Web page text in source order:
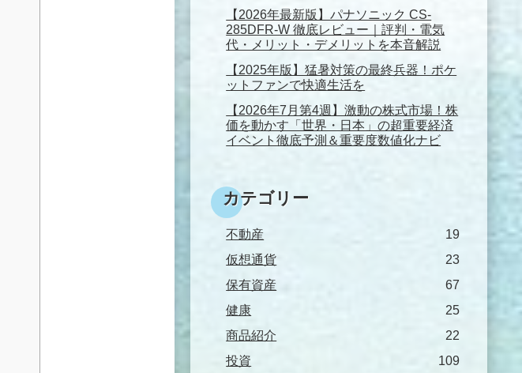
【2026年最新版】パナソニック CS-
285DFR-W 徹底レビュー｜評判・電気
代・メリット・デメリットを本音解説
【2025年版】猛暑対策の最終兵器！ポケ
ットファンで快適生活を
【2026年7月第4週】激動の株式市場！株
価を動かす「世界・日本」の超重要経済
イベント徹底予測＆重要度数値化ナビ
カテゴリー
不動産
19
仮想通貨
23
保有資産
67
健康
25
商品紹介
22
投資
109